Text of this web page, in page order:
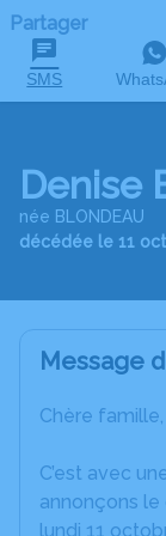
Partager
SMS
Denise
née BLONDEAU
décédée le 11
Message
Chère
C’est avec
annonçons le
lundi 11